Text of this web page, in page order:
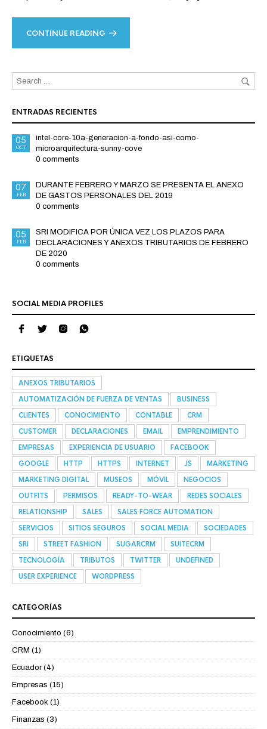
CONTINUE READING
ENTRADAS RECIENTES
05
OCT
intel-core-10a-generacion-a-fondo-asi-como-
microarquitectura-sunny-cove
0 comments
07
FEB
DURANTE FEBRERO Y MARZO SE PRESENTA EL ANEXO
DE GASTOS PERSONALES DEL 2019
0 comments
05
FEB
SRI MODIFICA POR ÚNICA VEZ LOS PLAZOS PARA
DECLARACIONES Y ANEXOS TRIBUTARIOS DE FEBRERO
DE 2020
0 comments
SOCIAL MEDIA PROFILES
ETIQUETAS
ANEXOS TRIBUTARIOS
AUTOMATIZACIÓN DE FUERZA DE VENTAS
BUSINESS
CLIENTES
CONOCIMIENTO CONTABLE
CRM
CUSTOMER
DECLARACIONES EMAIL
EMPRENDIMIENTO
EMPRESAS
EXPERIENCIA DE USUARIO
FACEBOOK
GOOGLE
HTTP HTTPS INTERNET JS
MARKETING
MARKETING DIGITAL
MUSEOS MÓVIL
NEGOCIOS
OUTFITS
PERMISOS READY-TO-WEAR
REDES SOCIALES
RELATIONSHIP
SALES
SALES FORCE AUTOMATION
SERVICIOS
SITIOS SEGUROS SOCIAL MEDIA
SOCIEDADES
SRI
STREET FASHION SUGARCRM
SUITECRM
TECNOLOGÍA
TRIBUTOS TWITTER
UNDEFINED
USER EXPERIENCE
WORDPRESS
CATEGORÍAS
Conocimiento (6)
CRM (1)
Ecuador(4)
Empresas (15)
Facebook (1)
Finanzas (3)